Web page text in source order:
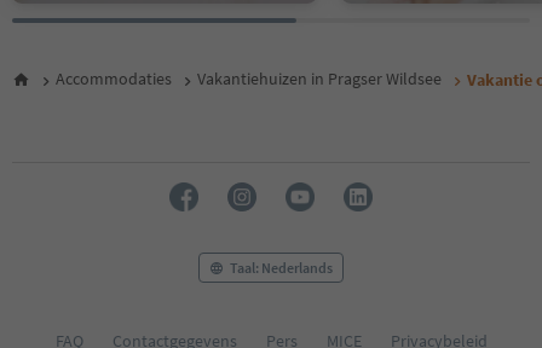
Accommodaties Vakantiehuizen in Pragser Wildsee Vakantie
Taal: Nederlands
FAQ Contactgegevens Pers MICE
Privacybeleid